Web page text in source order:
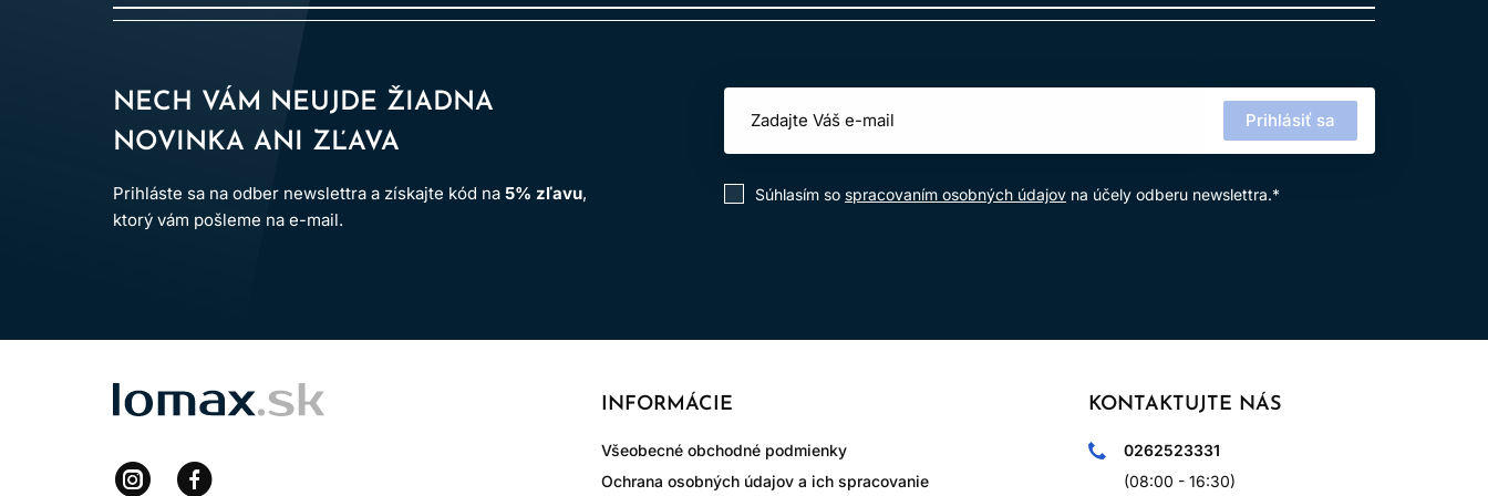
Pri náhlom, ložiskovom alebo rýchlo postupujúcom vypadávaní, zápale pokožky alebo dlhodobom zhoršovaní.
NECH VÁM NEUJDE ŽIADNA
NOVINKA ANI ZĽAVA
Prihláste sa na odber newslettra a získajte kód na 5% zľavu,
ktorý vám pošleme na e-mail.
Prihlásiť sa
Súhlasím so spracovaním osobných údajov na účely odberu newslettra.*
LOMAX
KONTAKTUJTE NÁS
0262523331
(08:00 - 16:30)
INFORMÁCIE
Všeobecné obchodné podmienky
Ochrana osobných údajov a ich spracovanie